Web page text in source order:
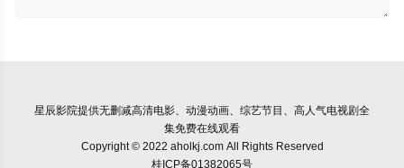
星辰影院提供无删减高清电影、动漫动画、综艺节目、高人气电视剧全
集免费在线观看
Copyright © 2022 aholkj.com All Rights Reserved
桂ICP备01382065号